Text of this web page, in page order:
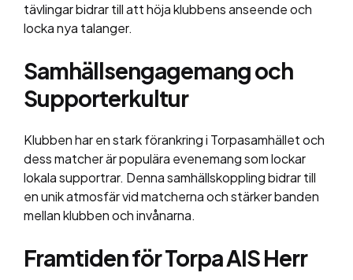
tävlingar bidrar till att höja klubbens anseende och
locka nya talanger.
Samhällsengagemang och
Supporterkultur
Klubben har en stark förankring i Torpasamhället och
dess matcher är populära evenemang som lockar
lokala supportrar. Denna samhällskoppling bidrar till
en unik atmosfär vid matcherna och stärker banden
mellan klubben och invånarna.
Framtiden för Torpa AIS Herr